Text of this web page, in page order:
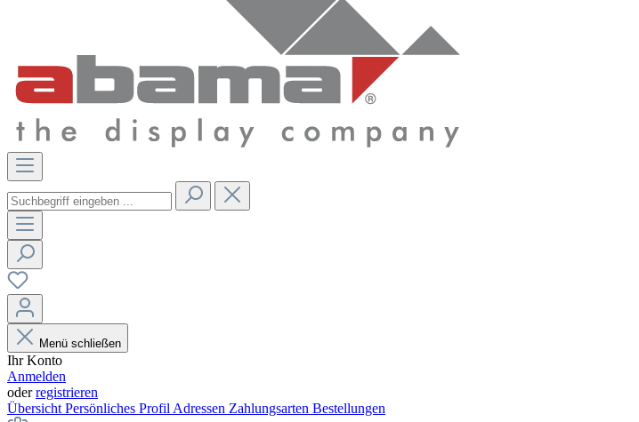
Menü schließen
Ihr Konto
Anmelden
oderregistrieren
Übersicht Persönliches Profil Adressen Zahlungsarten Bestellungen